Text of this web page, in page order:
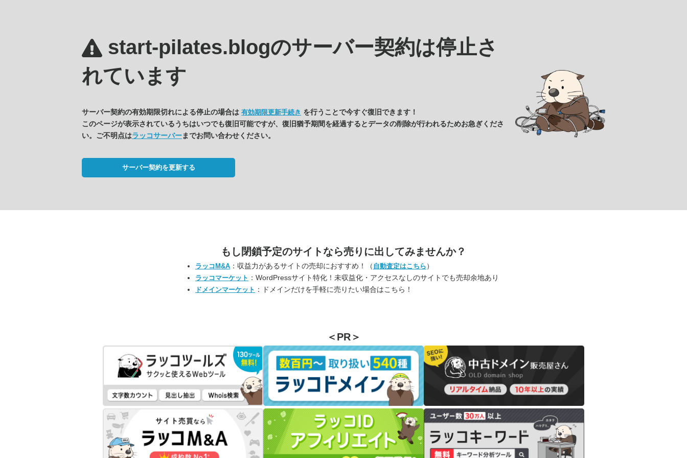
start-pilates.blogのサーバー契約は停止さ
れています
サーバー契約の有効期限切れによる停止の場合は 有効期限更新手続き を行うことで今すぐ復旧できます！
このページが表示されているうちはいつでも復旧可能ですが、復旧猶予期間を経過するとデータの削除が行われるためお急ぎくださ
い。ご不明点はラッコサーバーまでお問い合わせください。
サーバー契約を更新する
もし閉鎖予定のサイトなら売りに出してみませんか？
ラッコM&A ：収益力があるサイトの売却におすすめ！（ 自動査定はこちら ）
ラッコマーケット ：WordPressサイト特化！未収益化・アクセスなしのサイトでも売却余地あり
ドメインマーケット ：ドメインだけを手軽に売りたい場合はこちら！
＜PR＞